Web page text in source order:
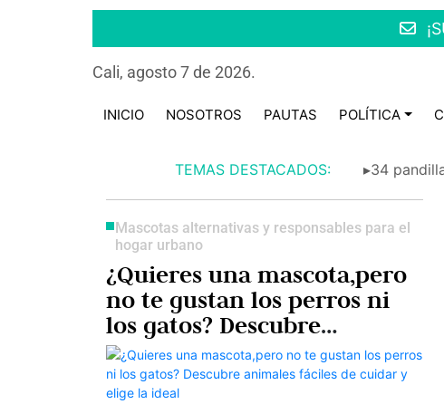
Cali, agosto 7 de 2026.
INICIO NOSOTROS PAUTAS POLÍTICA
TEMAS DESTACADOS: ▸34
Mascotas alternativas y responsables para el
hogar urbano
¿Quieres una mascota,pero
no te gustan los perros ni
los gatos? Descubre
animales fáciles de cuidar y
elige la ideal